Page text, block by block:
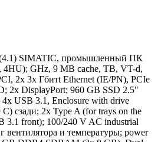
(4.1) SIMATIC, промышленный ПК
4HU); GHz, 9 MB cache, TB, VT-d,
2x 3x Гбитt Ethernet (IE/PN), PCIe
2x DisplayPort; 960 GB SSD 2.5"
USB 3.1, Enclosure with drive
сзади; 2x Type A (for trays on the
3.1 front); 100/240 V AC industrial
вентилятора и температуры; power